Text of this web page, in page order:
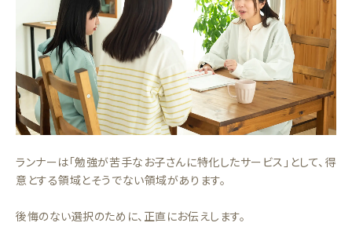
ランナーは「勉強が苦手なお子さんに特化したサービス」として、得
意とする領域とそうでない領域があります。
後悔のない選択のために、正直にお伝えします。